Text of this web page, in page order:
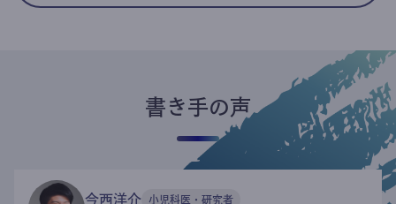
書き手の声
今西洋介 小児科医・研究者